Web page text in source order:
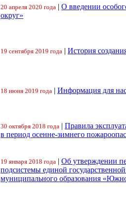
20 апреля 2020 года | О введении
округ»
19 сентября 2019 года | История
18 июня 2019 года | Информация для
30 октября 2018 года | Правила
в период осенне-зимнего
19 января 2018 года | Об утверждении
подсистемы единой
муниципального образования